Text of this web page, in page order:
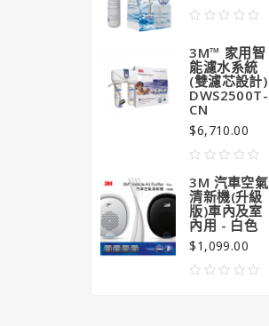
3M™ 家用智
能濾水系統
(雙濾芯設計)
DWS2500T-
CN
$6,710.00
3M 汽車空氣
清新機(升級
版)車內及室
內用 - 白色
$1,099.00